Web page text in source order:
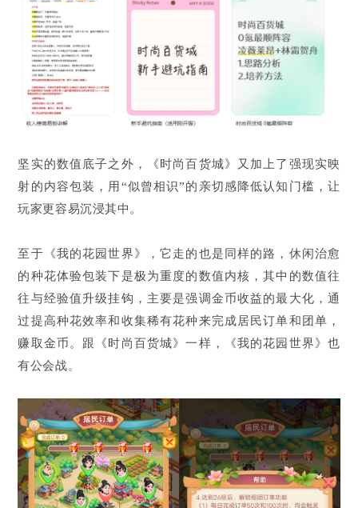
坚实的数值底子之外，《时尚百货城》又加上了强现实映
射的内容包装，用“似曾相识”的亲切感降低认知门槛，让
玩家更容易沉浸其中。
至于《我的花园世界》，它走的也是同样的路，休闲治愈
的种花体验包装下是极为重度的数值内核，其中的数值往
往与经验值升级挂钩，主要是强调金币收益的最大化，通
过提高种花效率和收集稀有花种来完成居民订单和团单，
赚取金币。跟《时尚百货城》一样，《我的花园世界》也
有公会战。